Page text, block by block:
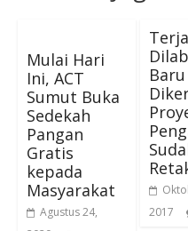
Mulai Hari
Ini, ACT
Sumut Buka
Sedekah
Pangan
Gratis
kepada
Masyarakat
Agustus 24,
Baru
2017